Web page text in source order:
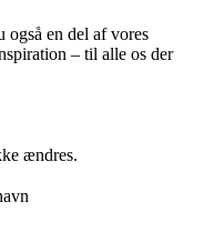
en del af vores
– til alle os der
ændres.